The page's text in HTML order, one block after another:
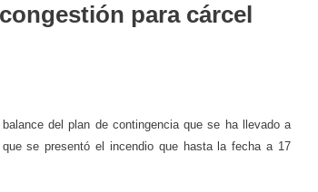
para cárcel
del plan de contingencia que se ha llevado a
se presentó el incendio que hasta la fecha a 17